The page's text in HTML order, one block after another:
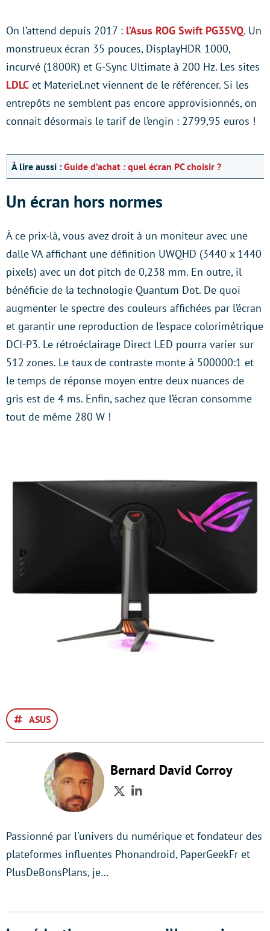
On l’attend depuis 2017 : l’Asus ROG Swift PG35VQ. Un
monstrueux écran 35 pouces, DisplayHDR 1000,
incurvé (1800R) et G-Sync Ultimate à 200 Hz. Les sites
LDLC et Materiel.net viennent de le référencer. Si les
entrepôts ne semblent pas encore approvisionnés, on
connait désormais le tarif de l’engin : 2799,95 euros !
À lire aussi : Guide d’achat : quel écran PC choisir ?
Un écran hors normes
À ce prix-là, vous avez droit à un moniteur avec une
dalle VA affichant une définition UWQHD (3440 x 1440
pixels) avec un dot pitch de 0,238 mm. En outre, il
bénéficie de la technologie Quantum Dot. De quoi
augmenter le spectre des couleurs affichées par l’écran
et garantir une reproduction de l’espace colorimétrique
DCI-P3. Le rétroéclairage Direct LED pourra varier sur
512 zones. Le taux de contraste monte à 500000:1 et
le temps de réponse moyen entre deux nuances de
gris est de 4 ms. Enfin, sachez que l’écran consomme
tout de même 280 W !
ASUS
Bernard David Corroy
TwitterLinkedIn
Passionné par l'univers du numérique et fondateur des
plateformes influentes Phonandroid, PaperGeekFr et
PlusDeBonsPlans, je…